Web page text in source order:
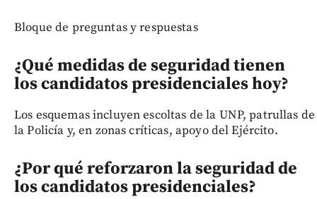
Bloque de preguntas y respuestas
¿Qué medidas de seguridad tienen
los candidatos presidenciales hoy?
Los esquemas incluyen escoltas de la UNP, patrullas de
la Policía y, en zonas críticas, apoyo del Ejército.
¿Por qué reforzaron la seguridad de
los candidatos presidenciales?